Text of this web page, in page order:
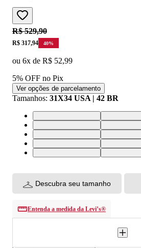
Original price:
R$ 529,90
Price:
R$ 317,94 40%
ou 6x de R$ 52,99
5% OFF no Pix
Ver opções de parcelamento
Tamanhos: 31X34 USA | 42 BR
Descubra seu tamanho
Entenda a medida da Levi’s®